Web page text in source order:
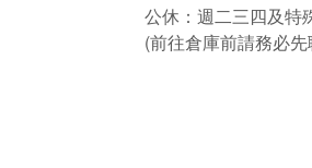
公休： 週二三四及特
(前往倉庫前請務必